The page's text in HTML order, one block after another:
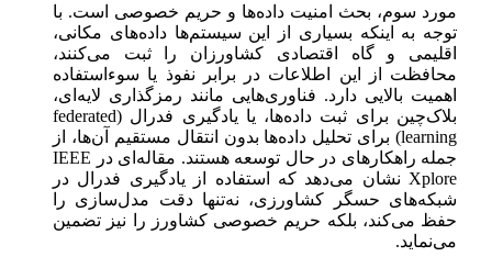
مورد سوم، بحث امنیت داده‌ها و حریم خصوصی است. با
توجه به اینکه بسیاری از این سیستم‌ها داده‌های مکانی،
اقلیمی و گاه اقتصادی کشاورزان را ثبت می‌کنند،
محافظت از این اطلاعات در برابر نفوذ یا سوءاستفاده
اهمیت بالایی دارد. فناوری‌هایی مانند رمزگذاری لایه‌ای،
بلاک‌چین برای ثبت داده‌ها، یا یادگیری فدرال (federated
learning) برای تحلیل داده‌ها بدون انتقال مستقیم آن‌ها، از
جمله راهکارهای در حال توسعه هستند. مقاله‌ای در IEEE
Xplore نشان می‌دهد که استفاده از یادگیری فدرال در
شبکه‌های حسگر کشاورزی، نه‌تنها دقت مدل‌سازی را
حفظ می‌کند، بلکه حریم خصوصی کشاورز را نیز تضمین
می‌نماید.